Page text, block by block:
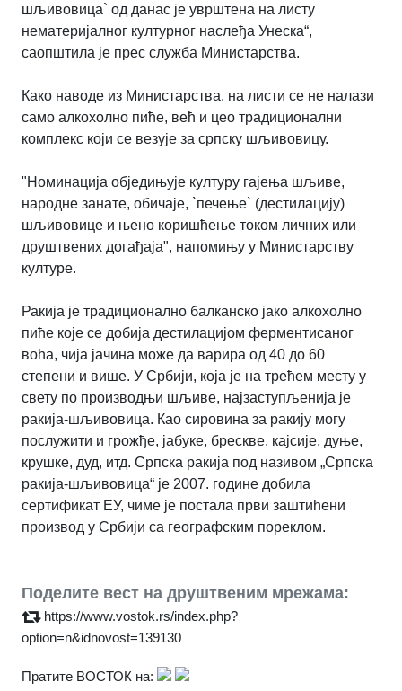
шљивовица` од данас је уврштена на листу
нематеријалног културног наслеђа Унеска“,
саопштила је прес служба Министарства.
Како наводе из Министарства, на листи се не налази
само алкохолно пиће, већ и цео традиционални
комплекс који се везује за српску шљивовицу.
"Номинација обједињује културу гајења шљиве,
народне занате, обичаје, `печење` (дестилацију)
шљивовице и њено коришћење током личних или
друштвених догађаја", напомињу у Министарству
културе.
Ракија је традиционално балканско јако алкохолно
пиће које се добија дестилацијом ферментисаног
воћа, чија јачина може да варира од 40 до 60
степени и више. У Србији, која је на трећем месту у
свету по производњи шљиве, најзаступљенија је
ракија-шљивовица. Као сировина за ракију могу
послужити и грожђе, јабуке, брескве, кајсије, дуње,
крушке, дуд, итд. Српска ракија под називом „Српска
ракија-шљивовица“ је 2007. године добила
сертификат ЕУ, чиме је постала први заштићени
производ у Србији са географским пореклом.
Поделите вест на друштвеним мрежама:
https://www.vostok.rs/index.php?
option=n&idnovost=139130
Пратите ВОСТОК на: